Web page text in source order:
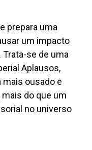
prepara uma
um impacto
se de uma
Aplausos,
mais ousado e
do que um
no universo